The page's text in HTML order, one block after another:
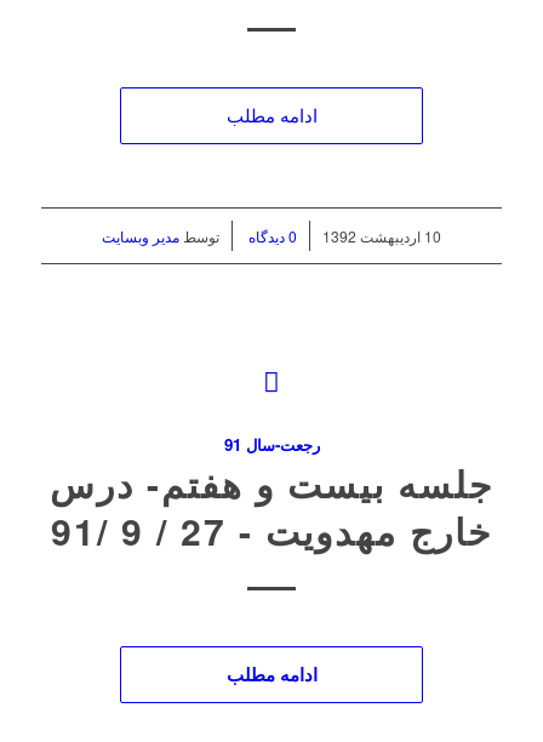
ادامه مطلب
10 اردیبهشت 1392 / 0 دیدگاه توسط مدیر وبسایت
رجعت-سال 91
جلسه بیست و هفتم- درس
خارج مهدویت ‌- 27 / 9 /91
ادامه مطلب